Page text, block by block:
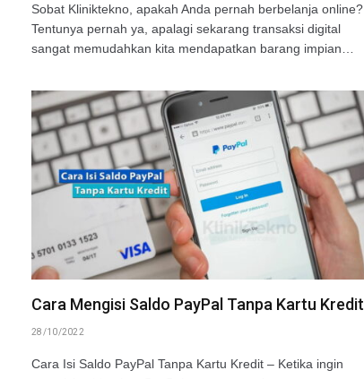
Sobat Kliniktekno, apakah Anda pernah berbelanja online?
Tentunya pernah ya, apalagi sekarang transaksi digital
sangat memudahkan kita mendapatkan barang impian…
Cara Mengisi Saldo PayPal Tanpa Kartu Kredit
28/10/2022
Cara Isi Saldo PayPal Tanpa Kartu Kredit – Ketika ingin